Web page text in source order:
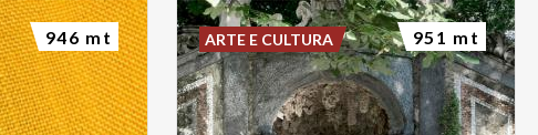
946 mt ARTE E CULTURA 951 mt